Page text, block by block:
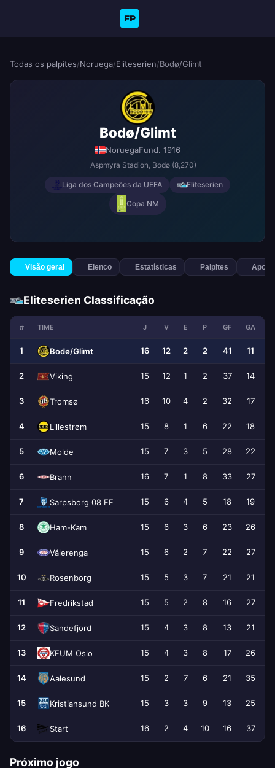
FP
Todas os palpites/Noruega/Eliteserien/Bodø/Glimt
Bodø/Glimt
NoruegaFund. 1916
Aspmyra Stadion, Bodø (8,270)
Liga dos Campeões da UEFA Eliteserien
Copa NM
Visão geral Elenco Estatísticas Palpites
Eliteserien Classificação
# TIME J V E P GF GA
1 Bodø/Glimt 16 12 2 2 41 11
2 Viking 15 12 1 2 37 14
3 Tromsø 16 10 4 2 32 17
4 Lillestrøm 15 8 1 6 22 18
5 Molde 15 7 3 5 28 22
6 Brann 16 7 1 8 33 27
7 Sarpsborg 08 FF 15 6 4 5 18 19
8 Ham-Kam 15 6 3 6 23 26
9 Vålerenga 15 6 2 7 22 27
10 Rosenborg 15 5 3 7 21 21
11 Fredrikstad 15 5 2 8 16 27
12 Sandefjord 15 4 3 8 13 21
13 KFUM Oslo 15 4 3 8 17 26
14 Aalesund 15 2 7 6 21 35
15 Kristiansund BK 15 3 3 9 13 25
16 Start 16 2 4 10 16 37
Próximo jogo